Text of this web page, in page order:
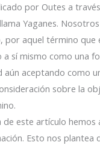
por Outes a
Yaganes.
por aquel término que
a sí mismo como una
aceptando como
sobre la
este artículo hemos
Esto nos plantea